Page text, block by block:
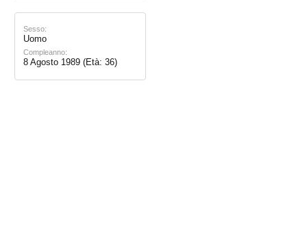
Sesso:
Uomo
Compleanno:
8 Agosto 1989 (Età: 36)